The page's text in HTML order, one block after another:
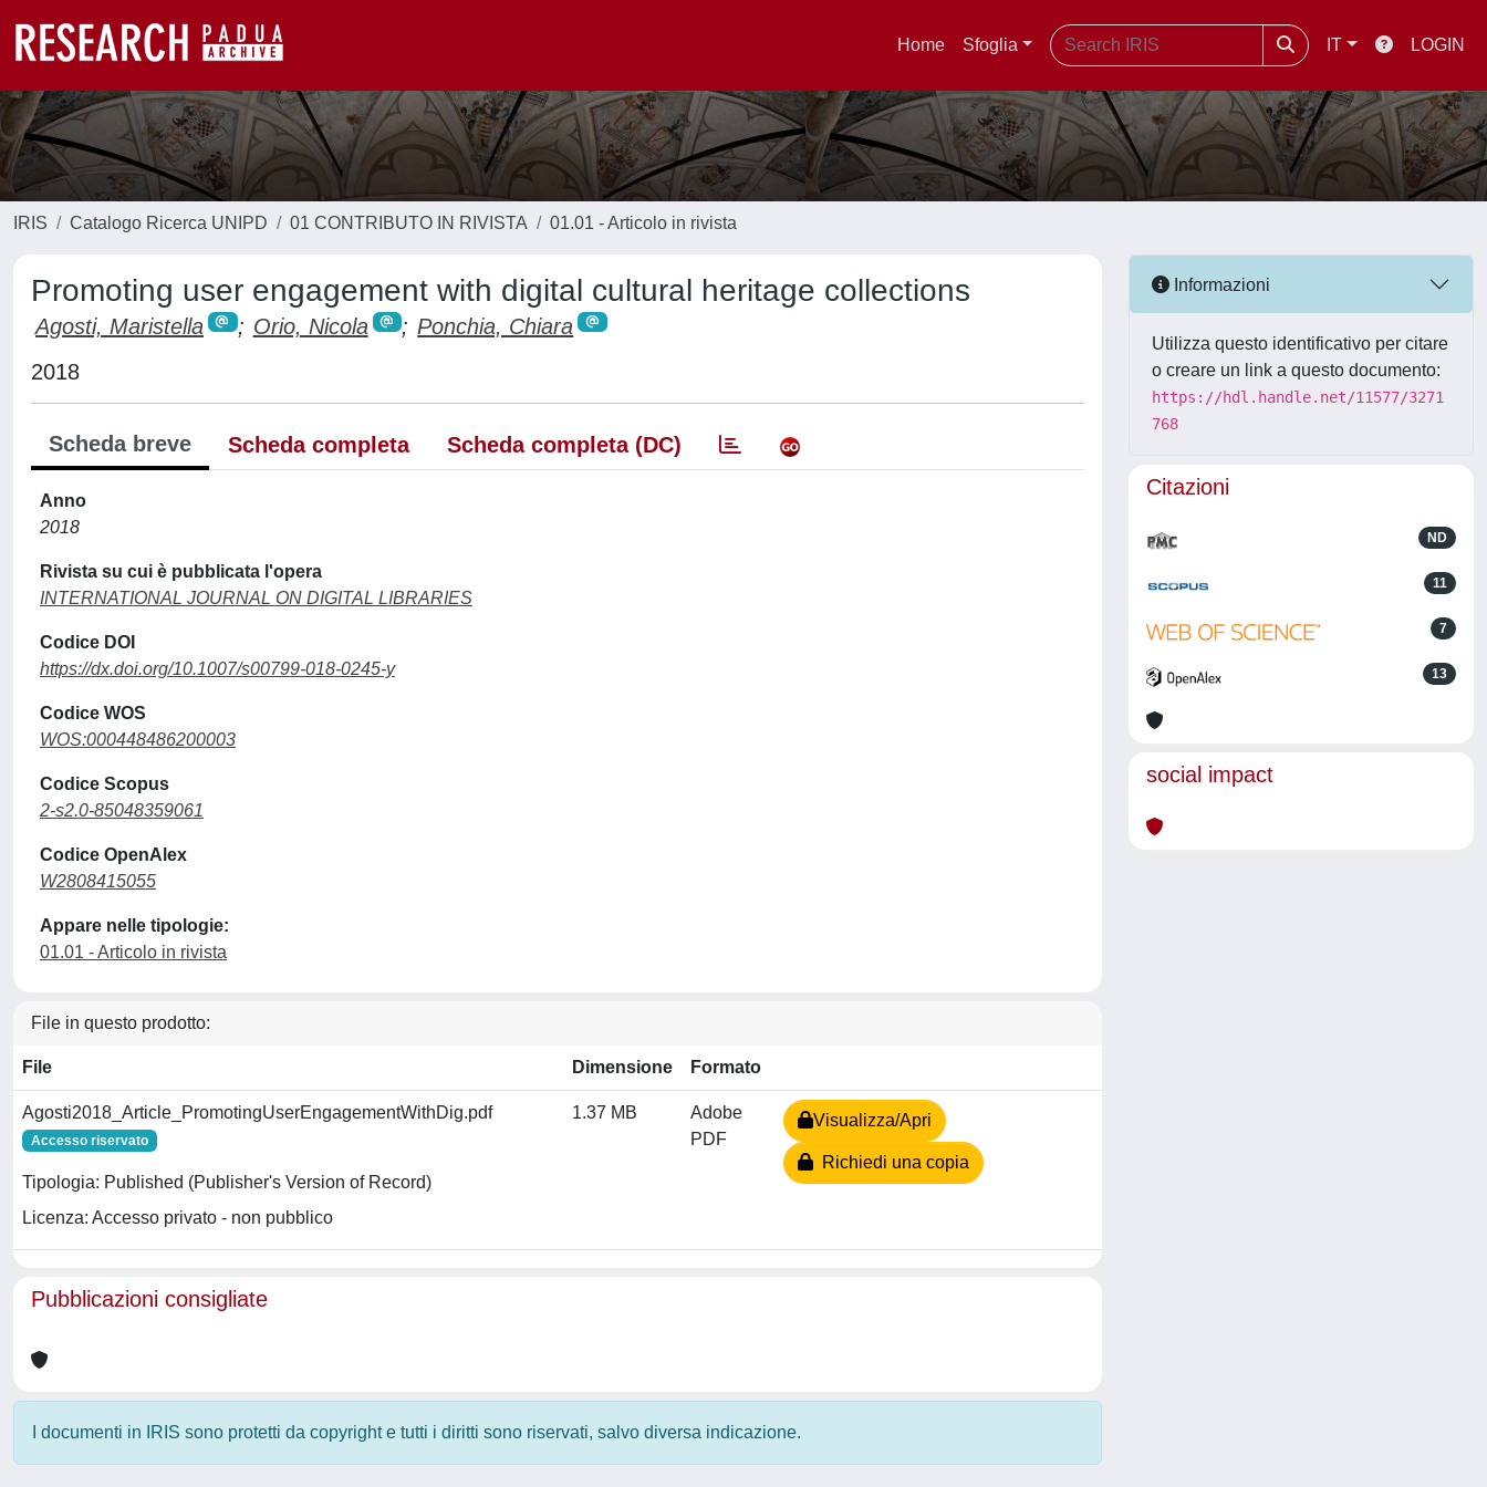
Home Sfoglia IT LOGIN
IRIS Catalogo Ricerca UNIPD 01 CONTRIBUTO IN RIVISTA 01.01 - Articolo in rivista
Promoting user engagement with digital cultural heritage collections
Agosti, Maristella ; Orio, Nicola ; Ponchia, Chiara
2018
Scheda breve Scheda completa Scheda completa (DC)
Anno
2018
Rivista su cui è pubblicata l'opera
INTERNATIONAL JOURNAL ON DIGITAL LIBRARIES
Codice DOI
https://dx.doi.org/10.1007/s00799-018-0245-y
Codice WOS
WOS:000448486200003
Codice Scopus
2-s2.0-85048359061
Codice OpenAlex
W2808415055
Appare nelle tipologie:
01.01 - Articolo in rivista
File in questo prodotto:
File Dimensione Formato
Agosti2018_Article_PromotingUserEngagementWithDig.pdf
Accesso riservato
Tipologia: Published (Publisher's Version of Record)
Licenza: Accesso privato - non pubblico
1.37 MB
Adobe
PDF
Visualizza/Apri
Richiedi una copia
Pubblicazioni consigliate
I documenti in IRIS sono protetti da copyright e tutti i diritti sono riservati, salvo diversa indicazione.
Informazioni
Utilizza questo identificativo per citare
o creare un link a questo documento:
https://hdl.handle.net/11577/3271
768
Citazioni
ND
11
7
13
social impact